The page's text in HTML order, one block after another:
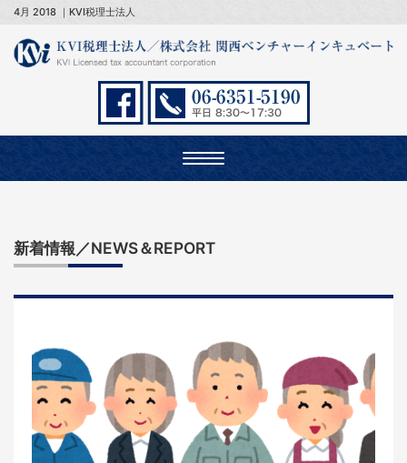
4月 2018 ｜KVI税理士法人
Toggle
navigation
新着情報／NEWS＆REPORT